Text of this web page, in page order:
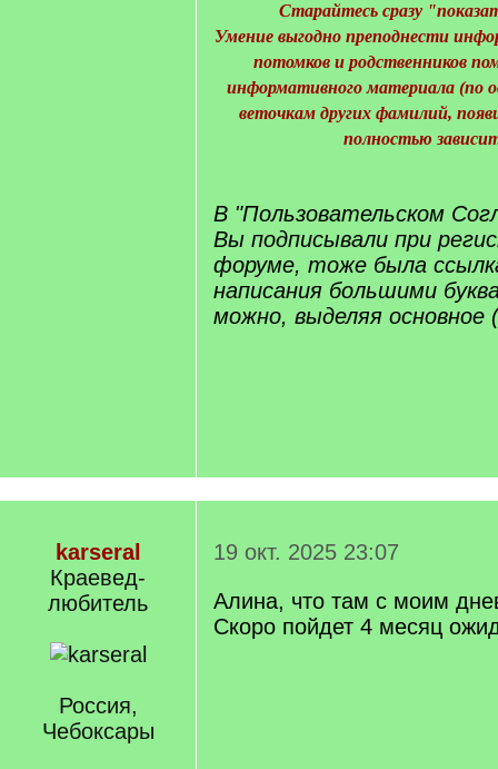
Старайтесь сразу "
Умение выгодно преподнести
потомков и родственников
информативного материала (по
веточкам других фамилий,
полностью
В "Пользовательском
Вы подписывали при
форуме, тоже была
написания большими
можно, выделяя основное
karseral
Краевед-
любитель
Россия,
Чебоксары
19 окт. 2025 23:07
Алина, что там с моим
Скоро пойдет 4 месяц